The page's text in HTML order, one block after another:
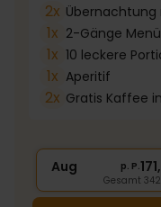
2x
1x 2-Gänge Menü
1x 10 leckere
1x Aperitif
2x Gratis Kaffee
Aug p. P.
Gesamt